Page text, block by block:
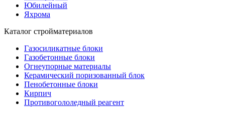
Юбилейный
Яхрома
Каталог стройматериалов
Газосиликатные блоки
Газобетонные блоки
Огнеупорные материалы
Керамический поризованный блок
Пенобетонные блоки
Кирпич
Противогололедный реагент